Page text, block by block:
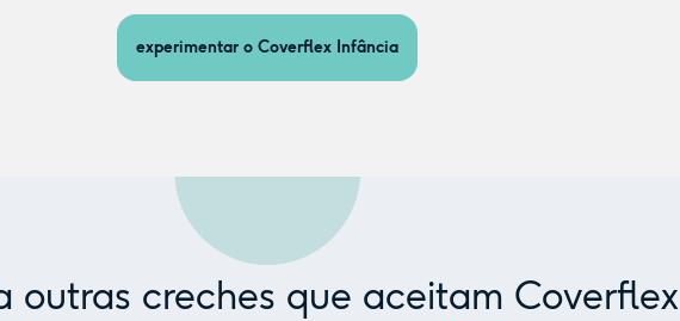
experimentar o Coverflex Infância
outras creches que aceitam Coverflex